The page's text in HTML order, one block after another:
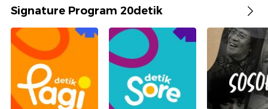
Signature Program 20detik